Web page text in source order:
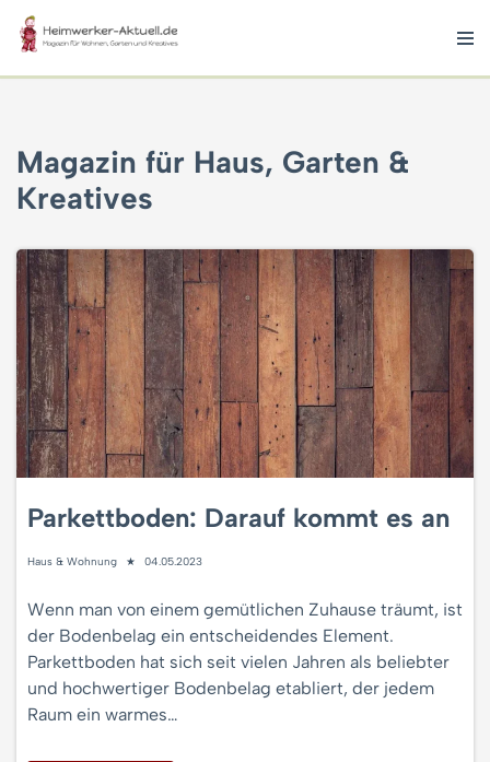
Zum
Inhalt
Magazin für Haus, Garten &
Kreatives
Parkettboden: Darauf kommt es an
Haus & Wohnung 04.05.2023
Wenn man von einem gemütlichen Zuhause träumt, ist
der Bodenbelag ein entscheidendes Element.
Parkettboden hat sich seit vielen Jahren als beliebter
und hochwertiger Bodenbelag etabliert, der jedem
Raum ein warmes…